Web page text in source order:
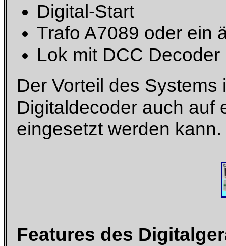
Digital-Start
Trafo A7089 oder ein
Lok mit DCC Decoder
Der Vorteil des
Digitaldecoder auch auf
eingesetzt werden kann.
Features des